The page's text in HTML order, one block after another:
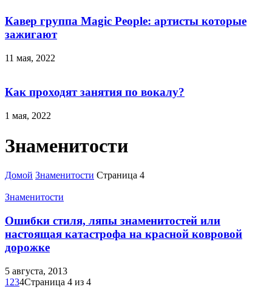
Кавер группа Magic People: артисты которые
зажигают
11 мая, 2022
Как проходят занятия по вокалу?
1 мая, 2022
Знаменитости
Домой Знаменитости Страница 4
Знаменитости
Ошибки стиля, ляпы знаменитостей или
настоящая катастрофа на красной ковровой
дорожке
5 августа, 2013
1 234Страница 4 из 4